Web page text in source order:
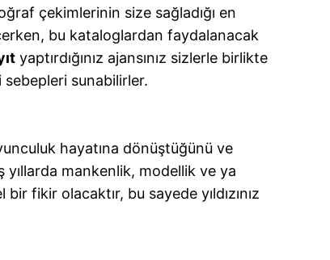
çekimlerinin size sağladığı en
bu kataloglardan faydalanacak
yaptırdığınız ajansınız sizlerle birlikte
sunabilirler.
hayatına dönüştüğünü ve
mankenlik, modellik ve ya
fikir olacaktır, bu sayede yıldızınız